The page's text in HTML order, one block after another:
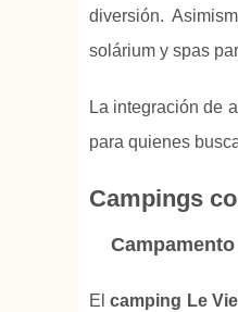
diversión.
solárium y spas
La integración de
para quienes
Campings
Elcamping Le